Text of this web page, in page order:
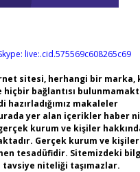
live:.cid.575569c608265c69
sitesi, herhangi bir marka,
hiçbir bağlantısı
hazırladığımız makaleler
yer alan içerikler haber
kurum ve kişiler
Gerçek kurum ve
tesadüfidir. Sitemizdeki
niteliği taşımazlar.